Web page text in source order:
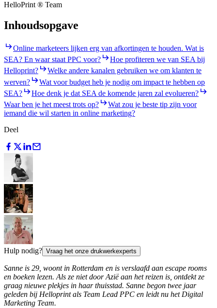
HelloPrint ® Team
Inhoudsopgave
Online marketeers lijken erg van afkortingen te houden. Wat is
SEA? En waar staat PPC voor?
Hoe profiteren we van SEA bij
Helloprint?
Welke andere kanalen gebruiken we om klanten te
werven?
Wat voor budget heb je nodig om impact te hebben op
SEA?
Hoe denk je dat SEA de komende jaren zal evolueren?
Waar ben je het meest trots op?
Wat zou je beste tip zijn voor
iemand die wil starten in online marketing?
Deel
Hulp nodig? Vraag het onze drukwerkexperts
Sanne is 29, woont in Rotterdam en is verslaafd aan escape rooms
en boeken lezen. Als ze niet door Azië aan het reizen is, ontdekt ze
graag nieuwe plekjes in haar thuisstad. Sanne begon twee jaar
geleden bij Helloprint als Team Lead PPC en leidt nu het Digital
Marketing Team.